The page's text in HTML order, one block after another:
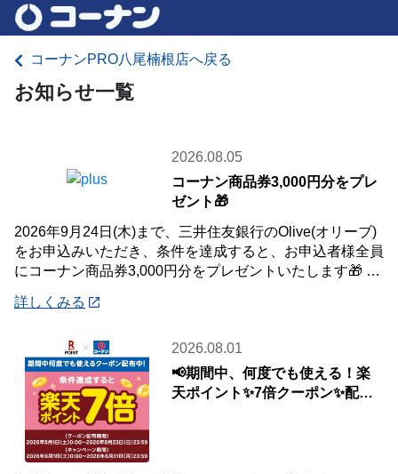
コーナンPRO八尾楠根店へ戻る
お知らせ一覧
2026.08.05
コーナン商品券3,000円分をプレ
ゼント🎁
2026年9月24日(木)まで、三井住友銀行のOlive(オリーブ)
をお申込みいただき、条件を達成すると、お申込者様全員
にコーナン商品券3,000円分をプレゼントいたします🎁 詳
詳しくみる
2026.08.01
📢期間中、何度でも使える！楽
天ポイント✨7倍クーポン✨配布